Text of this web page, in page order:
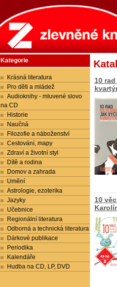
Kategorie
Krásná literatura
Pro děti a mládež
Audioknihy - mluvené slovo
na CD
Historie
Naučná
Filozofie a náboženství
Cestování, mapy
Zdraví a životní styl
Dítě a rodina
Domov a zahrada
Umění
Astrologie, ezoterika
Jazyky
Učebnice
Regionální literatura
Odborná a technická literatura
Dárkové publikace
Periodika
Kalendáře
Hudba na CD, LP, DVD
10
10